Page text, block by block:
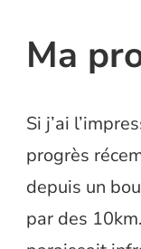
Ma
Si j’ai
progrès
depuis un
par des